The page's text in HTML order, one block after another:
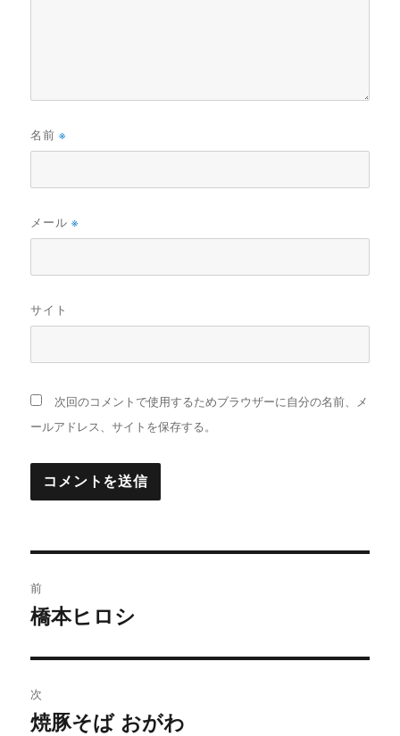
名前※
メール※
サイト
次回のコメントで使用するためブラウザーに自分の名前、メ
ールアドレス、サイトを保存する。
稿
ビ
ゲ
前
前
投
稿:
橋本ヒロシ
次
次
焼豚そば おがわ